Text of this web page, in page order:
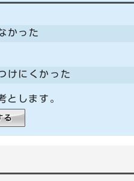
かった
けにくかった
とします。